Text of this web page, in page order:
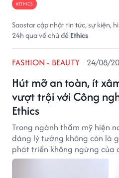
#ETHICS
Saostar cập nhật tin tức, sự kiện,
24h qua về chủ đềEthics
Hút mỡ an toàn, ít
vượt trội với Công
Ethics
FASHION - BEAUTY 24/08/
Trong ngành thẩm mỹ hiện
dáng lý tưởng không còn là
phát triển không ngừng của
những cơ sở thẩm mỹ đang
những xu hướng này là